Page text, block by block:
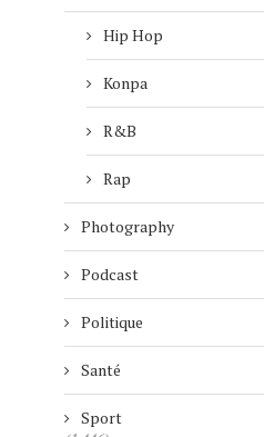
Hip Hop
Konpa
R&B
Rap
Photography
Podcast
Politique
Santé
Sport